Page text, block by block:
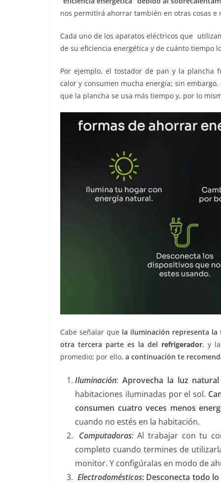
o
k
p er
nos permitirá ahorrar también en otras cosas
Cada uno de los aparatos eléctricos que
de su eficiencia energética y de cuánto tiempo
Por ejemplo, el tostador de pan y la plancha
calor y consumen mucha energía; sin
que la plancha se usa más tiempo y, por lo
Cabe señalar que la iluminación representa la
otra tercera parte es la del refrigerador, y
promedio; por ello, a continuación te
Iluminación: Aprovecha la luz
habitaciones iluminadas por el sol.
consumen cuatro veces menos
cuando no estés en la habitación.
Computadoras: Al trabajar con tu
completo cuando termines de
monitor. Y configúralas en modo de
Electrodomésticos: Desconecta todo